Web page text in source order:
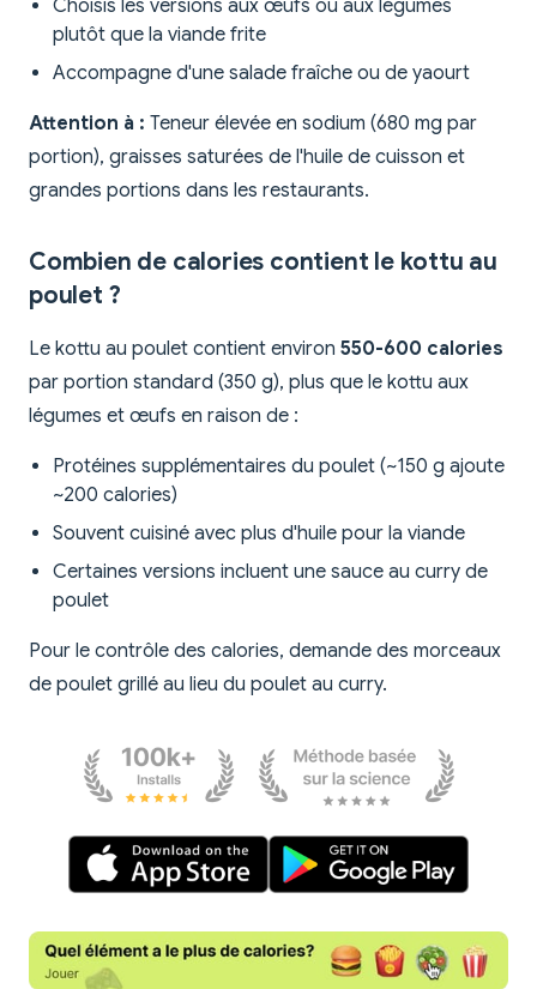
Choisis les versions aux œufs ou aux légumes
plutôt que la viande frite
Accompagne d'une salade fraîche ou de yaourt
Attention à : Teneur élevée en sodium (680 mg par
portion), graisses saturées de l'huile de cuisson et
grandes portions dans les restaurants.
Combien de calories contient le kottu au
poulet ?
Le kottu au poulet contient environ 550-600 calories
par portion standard (350 g), plus que le kottu aux
légumes et œufs en raison de :
Protéines supplémentaires du poulet (~150 g ajoute
~200 calories)
Souvent cuisiné avec plus d'huile pour la viande
Certaines versions incluent une sauce au curry de
poulet
Pour le contrôle des calories, demande des morceaux
de poulet grillé au lieu du poulet au curry.